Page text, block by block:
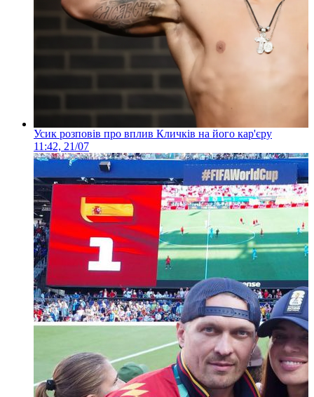
Усик розповів про вплив Кличків на його кар'єру
11:42, 21/07